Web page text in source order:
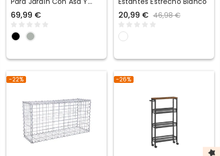
Ruedas Reforzadas
69,99 € 20,99 € 46,98 €
-22% -26%